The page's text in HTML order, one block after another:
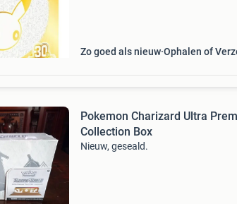
Zo goed als nieuw Ophalen of
Pokemon Charizard Ultra
Collection Box
Nieuw, geseald.